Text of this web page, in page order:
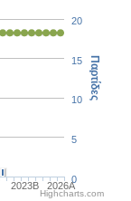
2023B 2026A
0
5
10
15
20
Παρτίδες
Highcharts.com